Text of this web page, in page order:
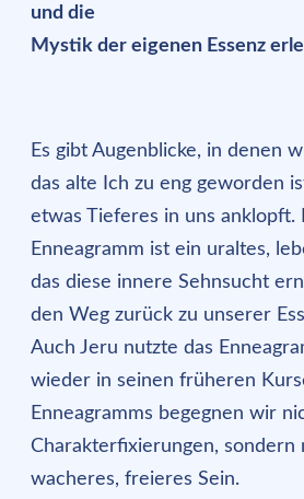
und die
Mystik der eigenen Essenz
Es gibt Augenblicke, in denen
das alte Ich zu eng geworden
etwas Tieferes in uns anklopft.
Enneagramm ist ein uraltes,
das diese innere Sehnsucht
den Weg zurück zu unserer
Auch Jeru nutzte das
wieder in seinen früheren
Enneagramms begegnen wir
Charakterfixierungen, sondern
wacheres, freieres Sein.